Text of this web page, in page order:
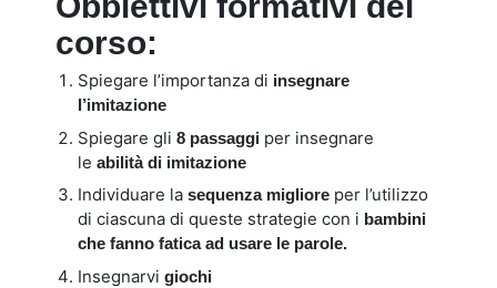
corso:
Spiegare l’importanza di insegnare
l’imitazione
Spiegare gli 8 passaggi per insegnare
le abilità di imitazione
Individuare la sequenza migliore per l’utilizzo
di ciascuna di queste strategie con i bambini
che fanno fatica ad usare le parole.
Insegnarvi giochi